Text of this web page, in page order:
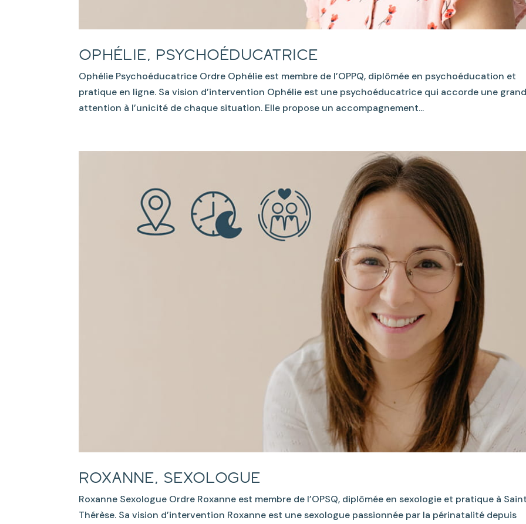
Ophélie, psychoéducatrice
Ophélie Psychoéducatrice Ordre Ophélie est membre de l’OPPQ, diplômée en psychoéducation et
pratique en ligne. Sa vision d’intervention Ophélie est une psychoéducatrice qui accorde une
attention à l’unicité de chaque situation. Elle propose un accompagnement...
Roxanne, sexologue
Roxanne Sexologue Ordre Roxanne est membre de l’OPSQ, diplômée en sexologie et pratique à
Thérèse. Sa vision d’intervention Roxanne est une sexologue passionnée par la périnatalité depuis